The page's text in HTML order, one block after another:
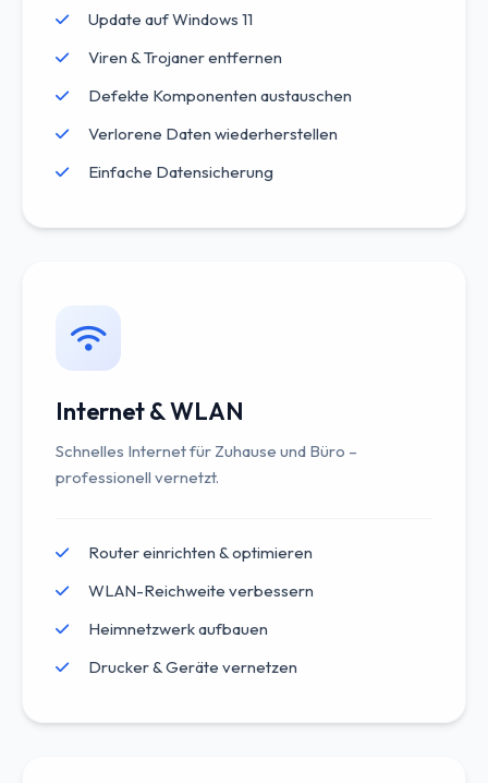
Update auf Windows 11
Viren & Trojaner entfernen
Defekte Komponenten austauschen
Verlorene Daten wiederherstellen
Einfache Datensicherung
Internet & WLAN
Schnelles Internet für Zuhause und Büro –
professionell vernetzt.
Router einrichten & optimieren
WLAN-Reichweite verbessern
Heimnetzwerk aufbauen
Drucker & Geräte vernetzen